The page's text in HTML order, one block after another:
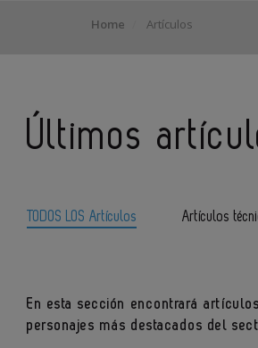
Home Artículos
Últimos
TODOS LOS Artículos Artículos
En esta sección encontrará
personajes más destacados del